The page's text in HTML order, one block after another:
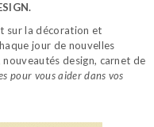
sur la décoration et
jour de nouvelles
design, carnet de
pour vous aider dans vos